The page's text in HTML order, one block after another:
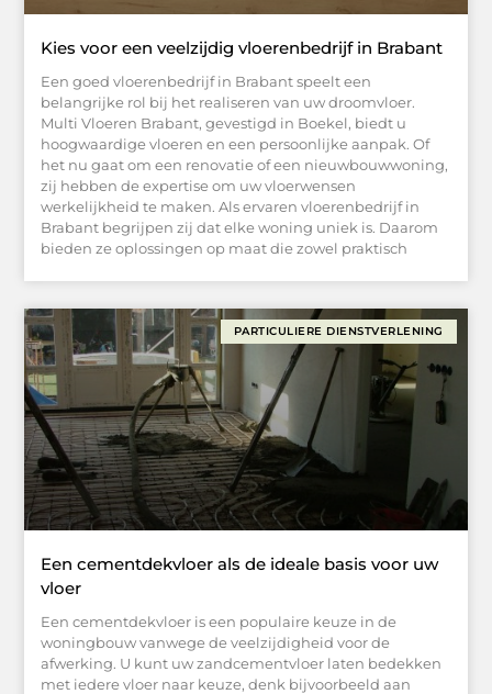
Kies voor een veelzijdig vloerenbedrijf in Brabant
Een goed vloerenbedrijf in Brabant speelt een
belangrijke rol bij het realiseren van uw droomvloer.
Multi Vloeren Brabant, gevestigd in Boekel, biedt u
hoogwaardige vloeren en een persoonlijke aanpak. Of
het nu gaat om een renovatie of een nieuwbouwwoning,
zij hebben de expertise om uw vloerwensen
werkelijkheid te maken. Als ervaren vloerenbedrijf in
Brabant begrijpen zij dat elke woning uniek is. Daarom
bieden ze oplossingen op maat die zowel praktisch
PARTICULIERE DIENSTVERLENING
Een cementdekvloer als de ideale basis voor uw
vloer
Een cementdekvloer is een populaire keuze in de
woningbouw vanwege de veelzijdigheid voor de
afwerking. U kunt uw zandcementvloer laten bedekken
met iedere vloer naar keuze, denk bijvoorbeeld aan